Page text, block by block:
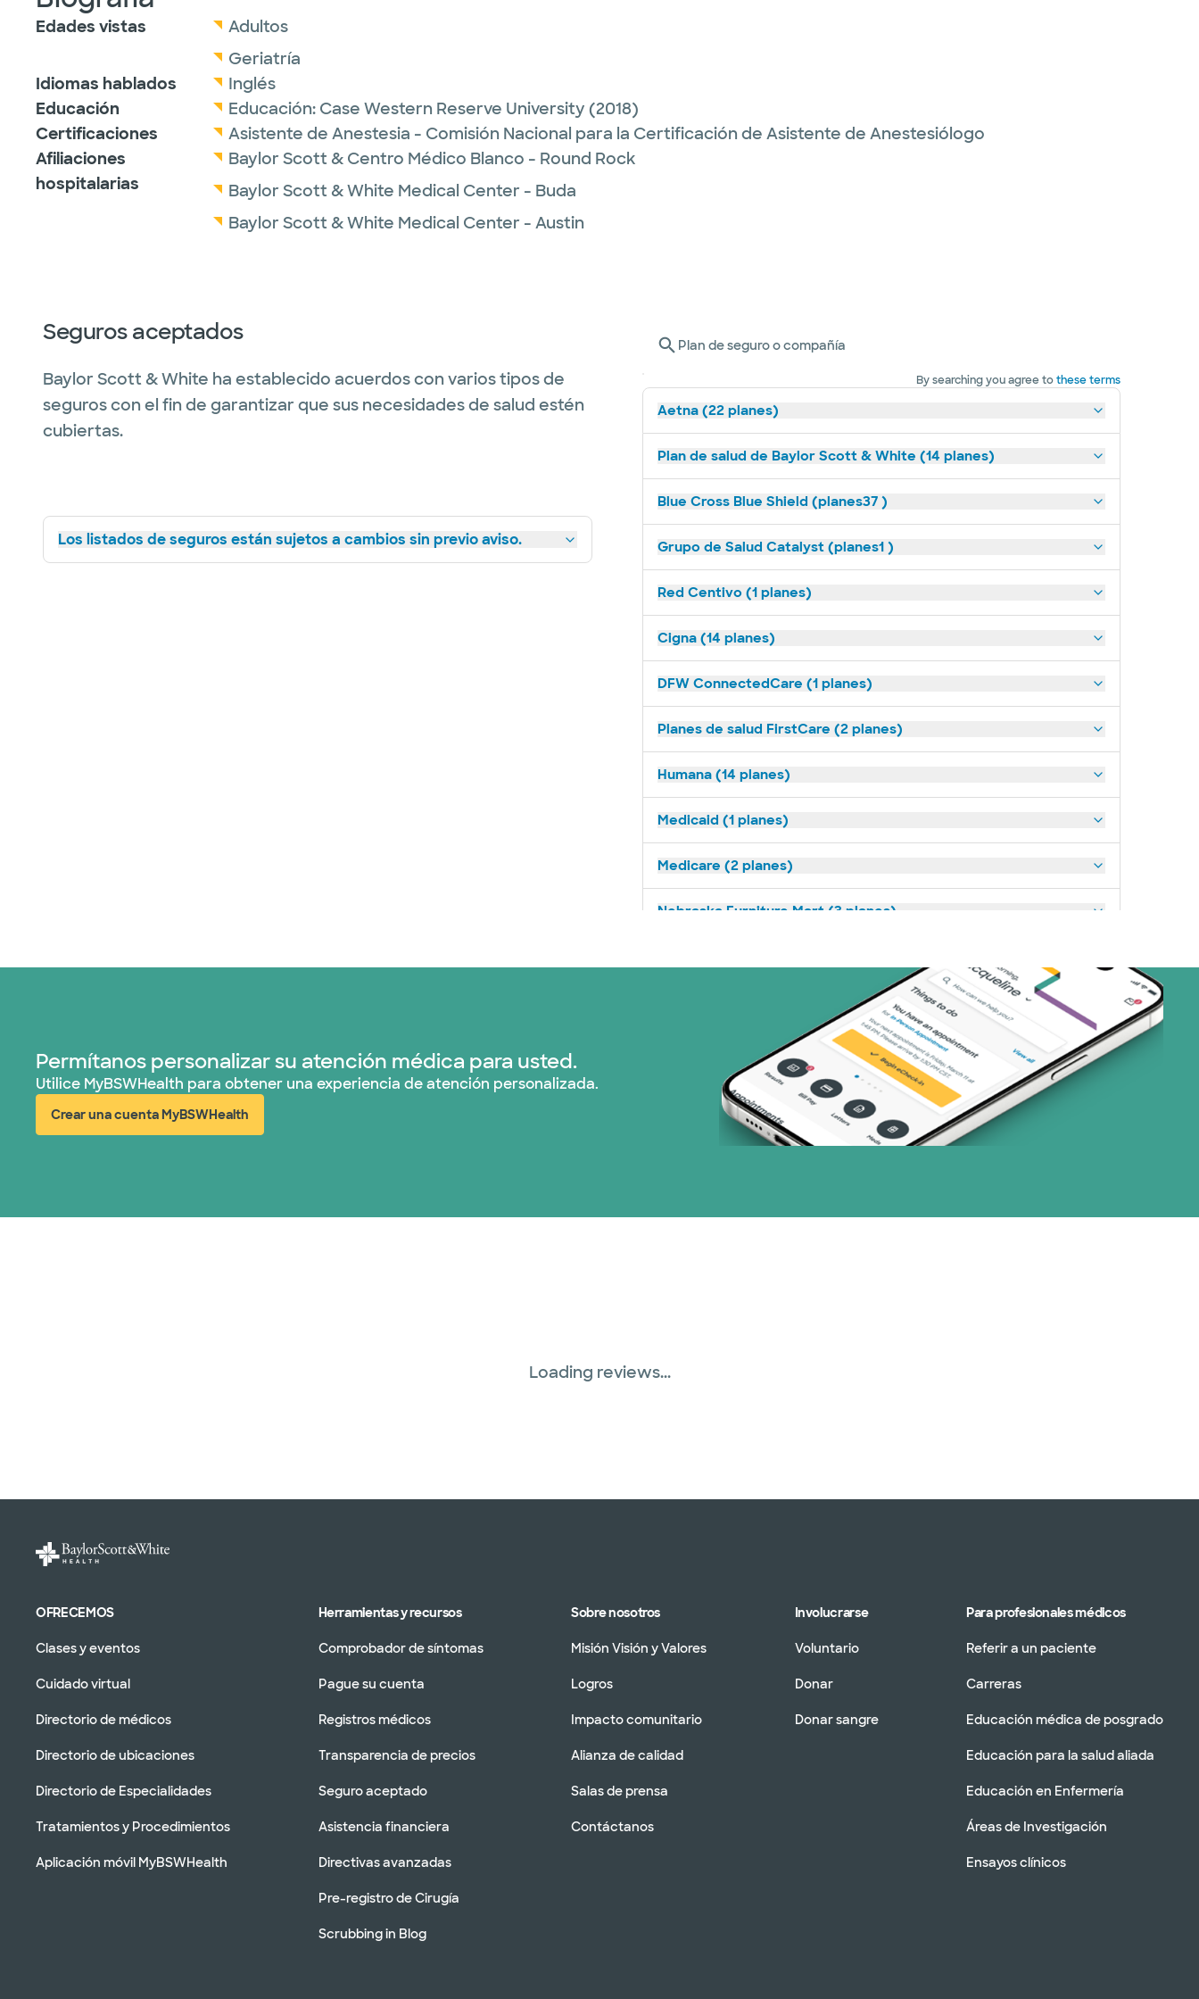
Edades vistas
Adultos
Geriatría
Idiomas hablados
Inglés
Educación
Educación: Case Western Reserve University (2018)
Certificaciones
Asistente de Anestesia - Comisión Nacional para la Certificación de Asistente de Anestesiólogo
Afiliaciones
hospitalarias
Baylor Scott & Centro Médico Blanco - Round Rock
Baylor Scott & White Medical Center - Buda
Baylor Scott & White Medical Center - Austin
Seguros aceptados
Baylor Scott & White ha establecido acuerdos con varios tipos de
seguros con el fin de garantizar que sus necesidades de salud estén
cubiertas.
Los listados de seguros están sujetos a cambios sin previo aviso.
Plan de seguro o compañía
By searching you agree tothese terms
Aetna (22 planes)
Plan de salud de Baylor Scott & White (14 planes)
Blue Cross Blue Shield (planes37 )
Grupo de Salud Catalyst (planes1 )
Red Centivo (1 planes)
Cigna (14 planes)
DFW ConnectedCare (1 planes)
Planes de salud FirstCare (2 planes)
Humana (14 planes)
Medicaid (1 planes)
Medicare (2 planes)
Nebraska Furniture Mart (3 planes)
Plan de Salud Superior (19 planes)
Tricare (3 planes)
United HealthCare (33 planes)
WellMed (15 planes)
Permítanos personalizar su atención médica para usted.
Utilice MyBSWHealth para obtener una experiencia de atención personalizada.
Crear una cuenta MyBSWHealth
(abre en ventana nueva)
Loading reviews...
OFRECEMOS
Clases y eventos
Cuidado virtual
Directorio de médicos
Directorio de ubicaciones
Directorio de Especialidades
Tratamientos y Procedimientos
Aplicación móvil MyBSWHealth
Herramientas y recursos
Comprobador de síntomas
Pague su cuenta
Registros médicos
Transparencia de precios
Seguro aceptado
Asistencia financiera
Directivas avanzadas
Pre-registro de Cirugía
Scrubbing in Blog
Sobre nosotros
Misión Visión y Valores
Logros
Impacto comunitario
Alianza de calidad
Salas de prensa
Contáctanos
Involucrarse
Voluntario
Donar
Donar sangre
Para profesionales médicos
Referir a un paciente
Carreras
Educación médica de posgrado
Educación para la salud aliada
Educación en Enfermería
Áreas de Investigación
Ensayos clínicos